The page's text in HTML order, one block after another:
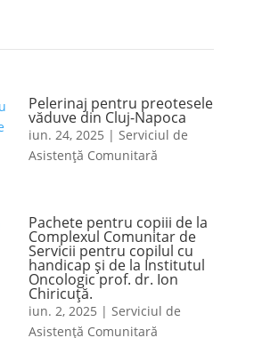
Pelerinaj pentru preotesele
văduve din Cluj-Napoca
iun. 24, 2025 | Serviciul de
Asistență Comunitară
Pachete pentru copiii de la
Complexul Comunitar de
Servicii pentru copilul cu
handicap și de la Institutul
Oncologic prof. dr. Ion
Chiricuță.
iun. 2, 2025 | Serviciul de
Asistență Comunitară